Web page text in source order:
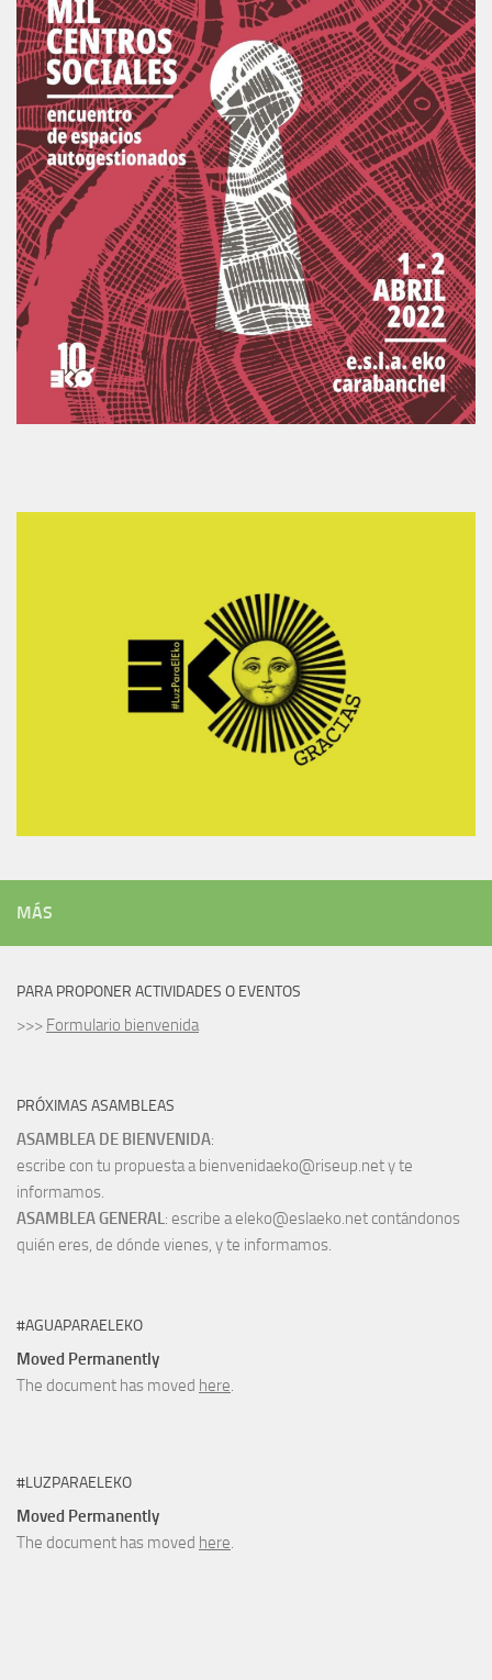
MÁS
PARA PROPONER ACTIVIDADES O EVENTOS
>>> Formulario bienvenida
PRÓXIMAS ASAMBLEAS
ASAMBLEA DE BIENVENIDA:
escribe con tu propuesta a bienvenidaeko@riseup.net y te
informamos.
ASAMBLEA GENERAL: escribe a eleko@eslaeko.net contándonos
quién eres, de dónde vienes, y te informamos.
#AGUAPARAELEKO
Moved Permanently
The document has moved here.
#LUZPARAELEKO
Moved Permanently
The document has moved here.